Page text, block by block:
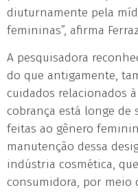
diuturnamente pela
femininas”, afirma
A pesquisadora
do que antigamente,
cuidados relacionados
cobrança está longe de
feitas ao gênero
manutenção dessa
indústria cosmética,
consumidora, por meio